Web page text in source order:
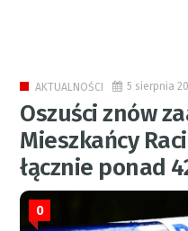
AKTUALNOŚCI 5 sierpnia
Oszuści znów
Mieszkańcy
łącznie ponad
0